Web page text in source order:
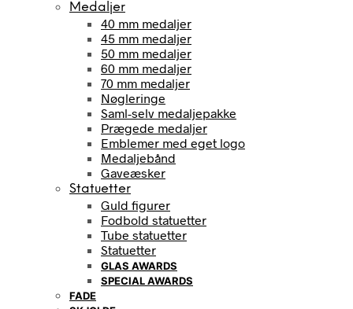
Medaljer
40 mm medaljer
45 mm medaljer
50 mm medaljer
60 mm medaljer
70 mm medaljer
Nøgleringe
Saml-selv medaljepakke
Prægede medaljer
Emblemer med eget logo
Medaljebånd
Gaveæsker
Statuetter
Guld figurer
Fodbold statuetter
Tube statuetter
Statuetter
GLAS AWARDS
SPECIAL AWARDS
FADE